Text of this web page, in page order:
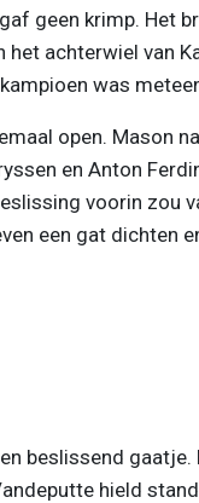
geen krimp. Het
achterwiel van
was
open. Mason
en Anton
voorin zou
een gat dichten
beslissend
hield